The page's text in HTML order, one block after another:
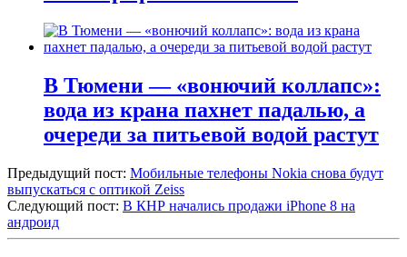
В Тюмени — «вонючий коллапс»:
вода из крана пахнет падалью, а
очереди за питьевой водой растут
Предыдущий пост: Мобильные телефоны Nokia снова будут
выпускаться с оптикой Zeiss
Следующий пост: В КНР начались продажи iPhone 8 на
андроид